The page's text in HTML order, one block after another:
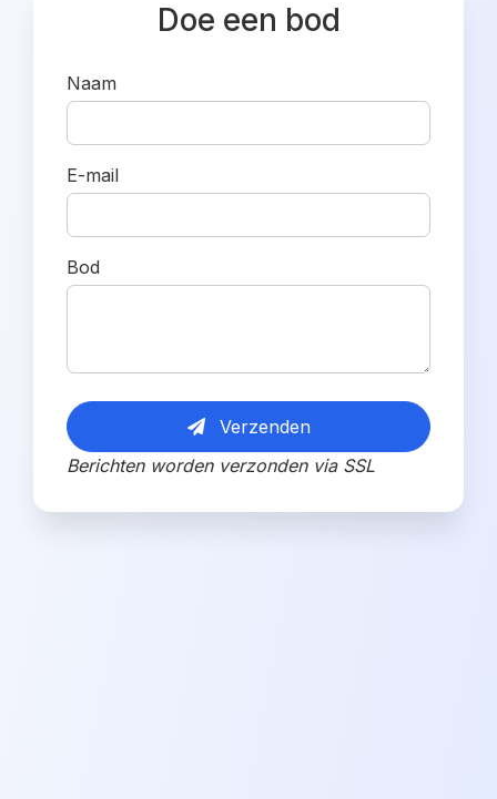
Doe een bod
Naam
E-mail
Bod
Verzenden
Berichten worden verzonden via SSL